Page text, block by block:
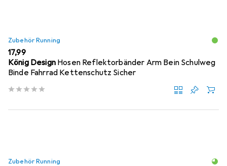
Zubehör Running
EUR
17,99
König Design Hosen Reflektorbänder Arm Bein Schulweg
Binde Fahrrad Kettenschutz Sicher
Zubehör Running